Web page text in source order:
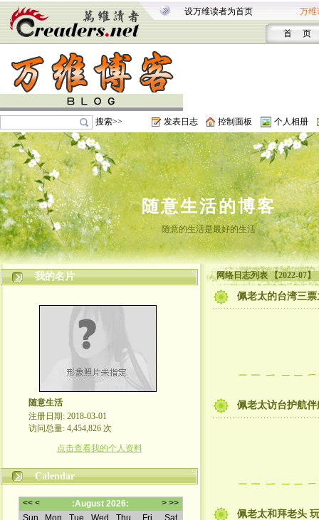
设万维读者为首页 万维
首 页
搜索>> 发表日志 控制面板 个人相册
随意生活的博客
随意的生活是最好的生活
我的名片
随意生活
注册日期: 2018-03-01
访问总量: 4,454,826 次
点击查看我的个人资料
Calendar
网络日志列表 【2022-07】
佩老太的台湾三票
佩老太访台护航
佩老太和拜老头